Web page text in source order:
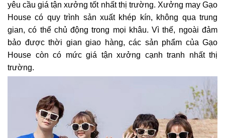
yêu cầu giá tận xưởng tốt nhất thị trường. Xưởng may Gạo
House có quy trình sản xuất khép kín, không qua trung
gian, có thể chủ động trong mọi khâu. Vì thế, ngoài đảm
bảo được thời gian giao hàng, các sản phẩm của Gạo
House còn có mức giá tận xưởng cạnh tranh nhất thị
trường.